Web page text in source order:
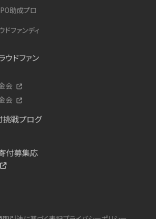
助成プロ
ドファンディ
ドファン
会
会
挑戦プログ
付募集応